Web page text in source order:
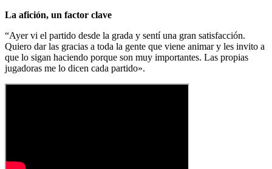
La afición, un factor clave
“Ayer vi el partido desde la grada y sentí una gran satisfacción.
Quiero dar las gracias a toda la gente que viene animar y les invito a
que lo sigan haciendo porque son muy importantes. Las propias
jugadoras me lo dicen cada partido».